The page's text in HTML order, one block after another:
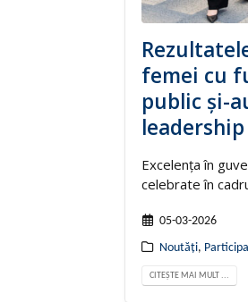
femei cu
public și-
leadership
Excelența în
celebrate în
05-03-2026
Noutăți,
CITEȘTE MAI MULT ...